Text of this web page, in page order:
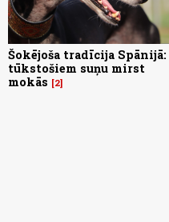
Šokējoša tradīcija Spānijā:
tūkstošiem suņu mirst
mokās
2